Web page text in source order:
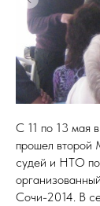
С 11 по 13 мая
прошел второй
судей и НТО
Сочи-2014. В